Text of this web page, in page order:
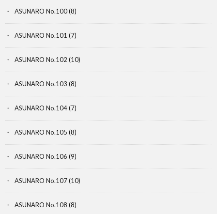
ASUNARO No.100(8)
ASUNARO No.101 (7)
ASUNARO No.102 (10)
ASUNARO No.103 (8)
ASUNARO No.104(7)
ASUNARO No.105 (8)
ASUNARO No.106 (9)
ASUNARO No.107(10)
ASUNARO No.108 (8)